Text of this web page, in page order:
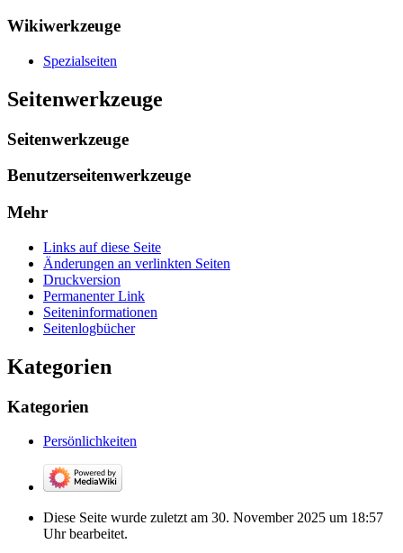
Wikiwerkzeuge
Spezialseiten
Seitenwerkzeuge
Seitenwerkzeuge
Benutzerseitenwerkzeuge
Mehr
Links auf diese Seite
Änderungen an verlinkten Seiten
Druckversion
Permanenter Link
Seiten­­informationen
Seitenlogbücher
Kategorien
Kategorien
Persönlichkeiten
Diese Seite wurde zuletzt am 30. November 2025 um 18:57
Uhr bearbeitet.